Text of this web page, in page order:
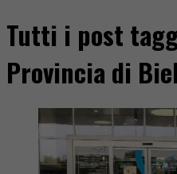
Tutti i post
Provincia di